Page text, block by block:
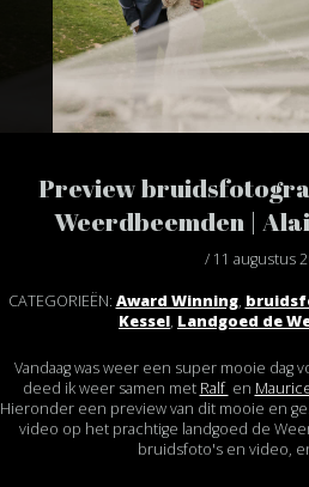
Preview
Weerdbeemden |
/ 11 augustus
CATEGORIEËN: Award Winning,
Kessel, Landgoed de
Vandaag was weer een super mooie dag
deed ik weer samen met Ralf en
Hieronder een preview van dit mooie en
video op het prachtige landgoed de
bruidsfoto's en video,